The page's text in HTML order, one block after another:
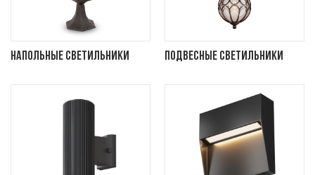
Напольные светильники Подвесные светильники